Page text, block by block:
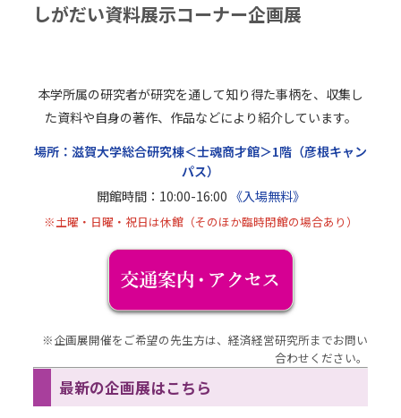
しがだい資料展示コーナー企画展
本学所属の研究者が研究を通して知り得た事柄を、収集し
た資料や自身の著作、作品などにより紹介しています。
場所：滋賀大学総合研究棟＜士魂商才館＞1階（彦根キャン
パス）
開館時間：10:00-16:00 《入場無料》
※土曜・日曜・祝日は休館（そのほか臨時閉館の場合あり）
※企画展開催をご希望の先生方は、経済経営研究所までお問い
合わせください。
最新の企画展はこちら